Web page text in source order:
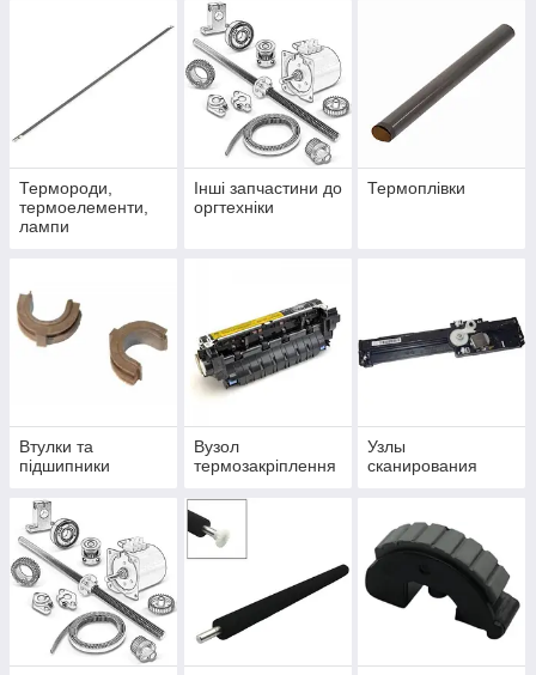
Термороди,
термоелементи,
лампи
Інші запчастини до
оргтехніки
Термоплівки
Втулки та
підшипники
Вузол
термозакріплення
Узлы
сканирования